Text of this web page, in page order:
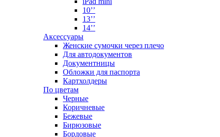
10’’
13’’
14’’
Аксессуары
Женские сумочки через плечо
Для автодокументов
Документницы
Обложки для паспорта
Картхолдеры
По цветам
Черные
Коричневые
Бежевые
Бирюзовые
Бордовые